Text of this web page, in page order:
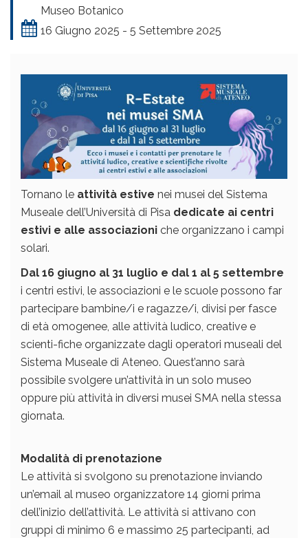
Museo Botanico
16 Giugno 2025 - 5 Settembre 2025
Tornano le attività estive nei musei del Sistema
Museale dell’Università di Pisa dedicate ai centri
estivi e alle associazioni che organizzano i campi
solari.
Dal 16 giugno al 31 luglio e dal 1 al 5 settembre
i centri estivi, le associazioni e le scuole possono far
partecipare bambine/i e ragazze/i, divisi per fasce
di età omogenee, alle attività ludico, creative e
scienti-fiche organizzate dagli operatori museali del
Sistema Museale di Ateneo. Quest’anno sarà
possibile svolgere un’attività in un solo museo
oppure più attività in diversi musei SMA nella stessa
giornata.
Modalità di prenotazione
Le attività si svolgono su prenotazione inviando
un’email al museo organizzatore 14 giorni prima
dell’inizio dell’attività. Le attività si attivano con
gruppi di minimo 6 e massimo 25 partecipanti, ad